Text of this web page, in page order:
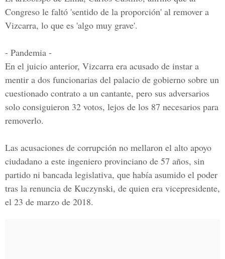
Congreso le faltó 'sentido de la proporción' al remover a
Vizcarra, lo que es 'algo muy grave'.
- Pandemia -
En el juicio anterior, Vizcarra era acusado de instar a
mentir a dos funcionarias del palacio de gobierno sobre un
cuestionado contrato a un cantante, pero sus adversarios
solo consiguieron 32 votos, lejos de los 87 necesarios para
removerlo.
Las acusaciones de corrupción no mellaron el alto apoyo
ciudadano a este ingeniero provinciano de 57 años, sin
partido ni bancada legislativa, que había asumido el poder
tras la renuncia de Kuczynski, de quien era vicepresidente,
el 23 de marzo de 2018.